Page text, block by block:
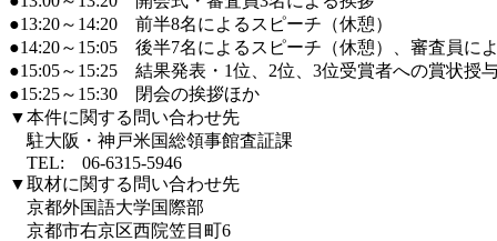
●13:20～14:20 前半8名によるスピーチ（休憩）
●14:20～15:05 後半7名によるスピーチ（休憩）、審査員に
●15:05～15:25 結果発表・1位、2位、3位受賞者への賞状授
●15:25～15:30 閉会の挨拶ほか
▼本件に関する問い合わせ先
駐大阪・神戸米国総領事館査証課
TEL: 06-6315-5946
▼取材に関する問い合わせ先
京都外国語大学国際部
京都市右京区西院笠目町6